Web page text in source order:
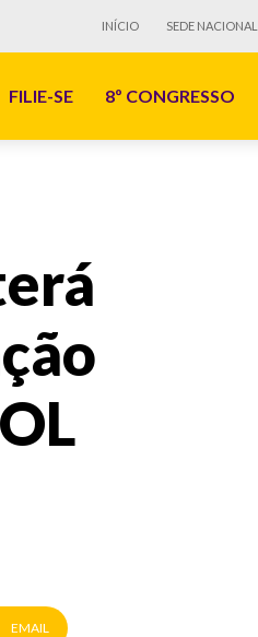
INÍCIO SEDE NACIONAL
FILIE-SE 8º CONGRESSO
EMAIL